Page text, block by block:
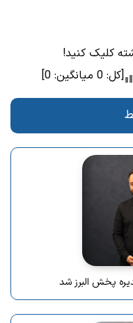
کلیک کنید!
[کل: 0میانگین: 0
]
پخش البرز شد